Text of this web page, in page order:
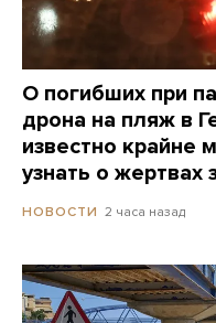
О погибших при
дрона на пляж в
известно крайне
узнать о жертвах
НОВОСТИ 2 часа назад